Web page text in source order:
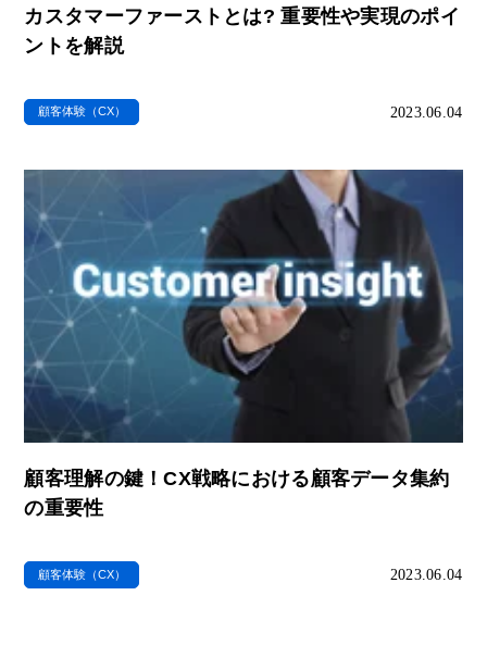
カスタマーファーストとは? 重要性や実現のポイ
ントを解説
顧客体験（CX） 2023.06.04
顧客理解の鍵！CX戦略における顧客データ集約
の重要性
顧客体験（CX） 2023.06.04